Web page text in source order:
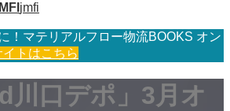
jmfi
！マテリアルフロー物流BOOKS オン
イトはこちら
川口デポ」3月オ